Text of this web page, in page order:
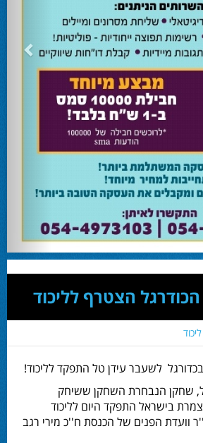
ולהשפיע 24.02.24
ולהשפיע בבחירות המוניציפליות שיתקיימו ביום
ניצח את הבחירות בעכו ויכהן כראש העיר.
מחל למועצת העיר זכה במנדט אחד ואילו שמעון
הצליח להיבחר.
23.10.24
הימין או השמאל? האם ההסכם חוקי או לא?שמירה
עוד שנה בחירות בליכוד העולמי . הכל במגזין
הכודרגל הצטרף לליכוד
ליכוד
לשעבר עידן טל התפקד לליכוד!
שחקן הנבחרת השחקן ששיחק
בישראל התפקד היום לליכוד
וועדת הפנים של הכנסת ח''כ מירי רגב